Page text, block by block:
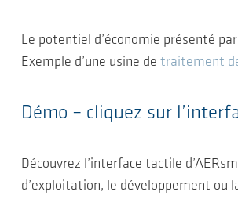
Le potentiel d’économie présenté
Exemple d’une usine de traitement
Démo – cliquez sur
Découvrez l’interface tactile
d’exploitation, le développement ou